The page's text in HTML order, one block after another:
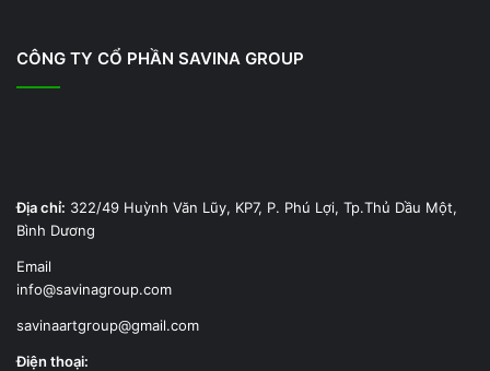
CÔNG TY CỔ PHẦN SAVINA GROUP
Địa chỉ: 322/49 Huỳnh Văn Lũy, KP7, P. Phú Lợi, Tp.Thủ Dầu Một,
Bình Dương
Email
info@savinagroup.com
savinaartgroup@gmail.com
Điện thoại: